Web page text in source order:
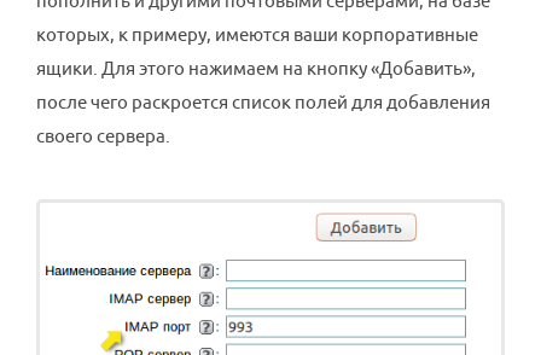
которых, к примеру, имеются ваши корпоративные
ящики. Для этого нажимаем на кнопку «Добавить»,
после чего раскроется список полей для добавления
своего сервера.